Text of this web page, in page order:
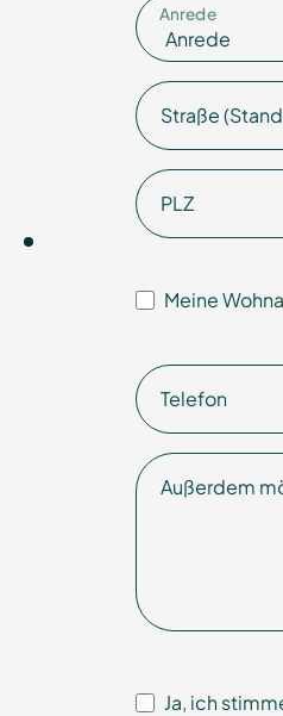
Anrede
Straße
PLZ
Meine
Telefon
Außerdem
Ja, ich